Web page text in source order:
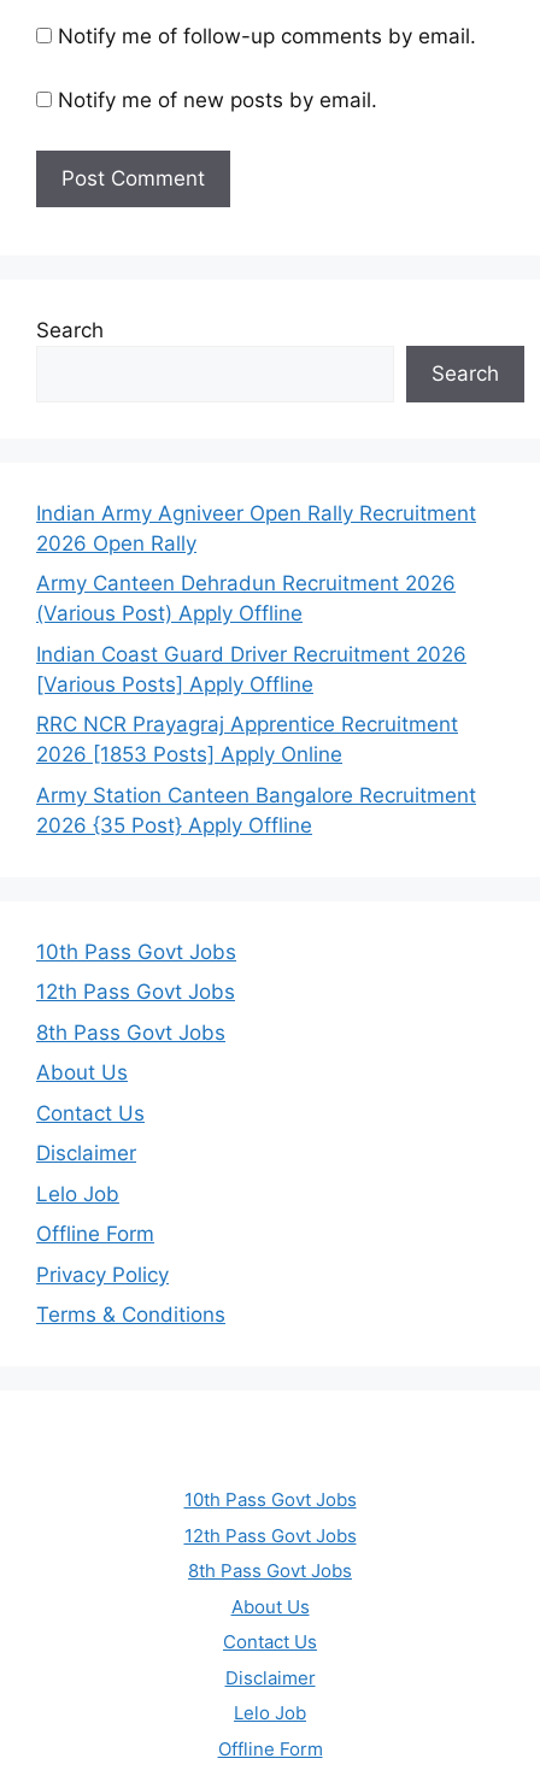
Notify me of follow-up comments by email.
Notify me of new posts by email.
Search
Search
Indian Army Agniveer Open Rally Recruitment
2026 Open Rally
Army Canteen Dehradun Recruitment 2026
(Various Post) Apply Offline
Indian Coast Guard Driver Recruitment 2026
[Various Posts] Apply Offline
RRC NCR Prayagraj Apprentice Recruitment
2026 [1853 Posts] Apply Online
Army Station Canteen Bangalore Recruitment
2026 {35 Post} Apply Offline
10th Pass Govt Jobs
12th Pass Govt Jobs
8th Pass Govt Jobs
About Us
Contact Us
Disclaimer
Lelo Job
Offline Form
Privacy Policy
Terms & Conditions
10th Pass Govt Jobs
12th Pass Govt Jobs
8th Pass Govt Jobs
About Us
Contact Us
Disclaimer
Lelo Job
Offline Form